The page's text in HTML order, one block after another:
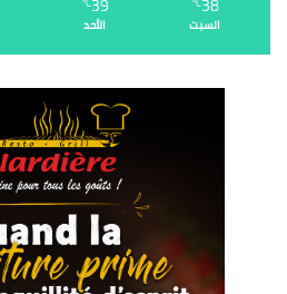
38
℃
السبت
39
℃
الأحد